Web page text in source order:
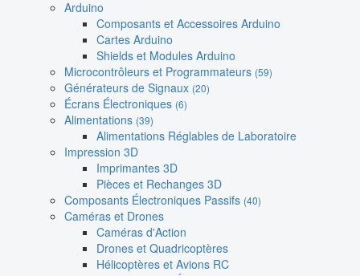
Arduino
Composants et Accessoires Arduino
Cartes Arduino
Shields et Modules Arduino
Microcontrôleurs et Programmateurs (59)
Générateurs de Signaux (20)
Écrans Électroniques (6)
Alimentations (39)
Alimentations Réglables de Laboratoire
Impression 3D
Imprimantes 3D
Pièces et Rechanges 3D
Composants Électroniques Passifs (40)
Caméras et Drones
Caméras d'Action
Drones et Quadricoptères
Hélicoptères et Avions RC